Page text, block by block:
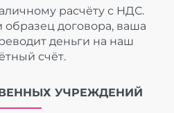
расчёту с НДС.
образец договора, ваша
деньги на наш
счёт.
УЧРЕЖДЕНИЙ